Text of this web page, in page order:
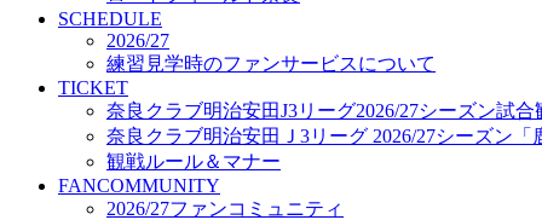
プロジェクト
コーチ&スタッフ
ジュニア
ジュニアユース
ユース
練習拠点（ナラディーア）
SCHOOL
CLUB
2026/27 パートナー企業
SCHEDULE
2026/27
練習見学時のファンサービスについて
TICKET
奈良クラブ明治安田J3リーグ2026/27シーズン試合
奈良クラブ明治安田Ｊ3リーグ 2026/27シーズン「
観戦ルール＆マナー
FANCOMMUNITY
2026/27ファンコミュニティ